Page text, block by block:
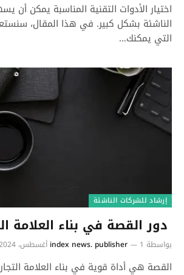
اختيار الأدوات التقنية المناسبة يمكن أن
الناشئة بشكل كبير. في هذا المقال،
التي يمكنك…
إرشاد للشركات الناشئة
دور القصة في بناء العلامة
بواسطة index news. publisher 1 أغسطس، 2024
القصة هي أداة قوية في بناء العلامة